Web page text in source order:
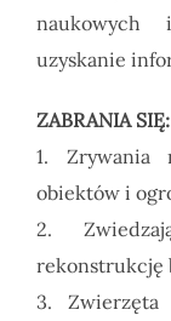
naukowych
uzyskanie
ZABRANIA SIĘ:
1. Zrywania
obiektów i
2.
rekonstrukcję
3. Zwierzęta